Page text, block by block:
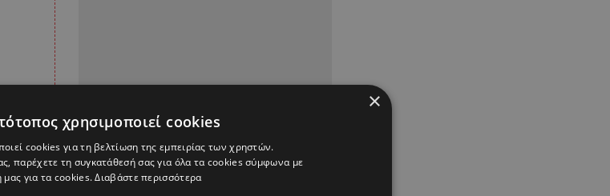
×
χρησιμοποιεί cookies
cookies για τη βελτίωση της εμπειρίας των χρηστών.
παρέχετε τη συγκατάθεσή σας για όλα τα cookies σύμφωνα με
μας για τα cookies.Διαβάστε περισσότερα